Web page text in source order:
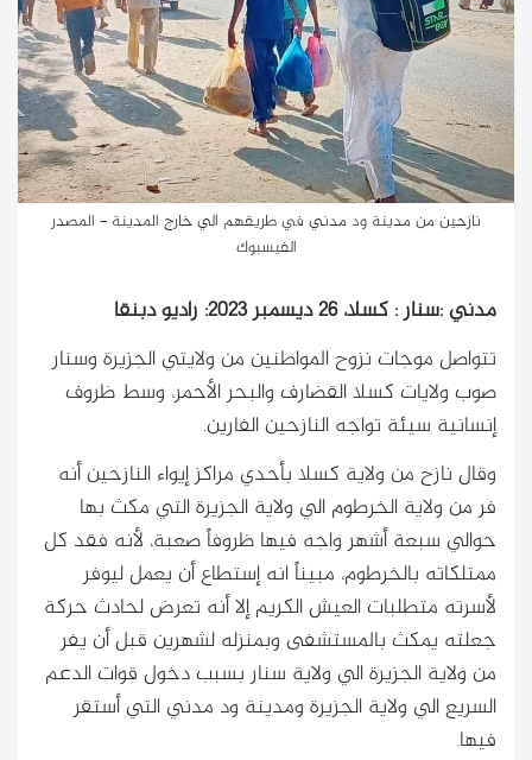
نازحين من مدينة ود مدني في طريقهم الي خارج المدينة - المصدر
الفيسبوك
مدني :سنار : كسلا، 26 ديسمبر 2023: راديو دبنقا
تتواصل موجات نزوح المواطنين من ولايتي الجزيرة وسنار
صوب ولايات كسلا القضارف والبحر الأحمر، وسط ظروف
إنسانية سيئة تواجه النازحين الفارين.
وقال نازح من ولاية كسلا بأحدي مراكز إيواء النازحين أنه
فر من ولاية الخرطوم الي ولاية الجزيرة التي مكث بها
حوالي سبعة أشهر واجه فيها ظروفاً صعبة، لأنه فقد كل
ممتلكاته بالخرطوم، مبيناً انه إستطاع أن يعمل ليوفر
لأسرته متطلبات العيش الكريم إلا أنه تعرض لحادث حركة
جعلته يمكث بالمستشفى وبمنزله لشهرين قبل أن يفر
من ولاية الجزيرة الي ولاية سنار بسبب دخول قوات الدعم
السريع الي ولاية الجزيرة ومدينة ود مدني التي أستقر
فيها.